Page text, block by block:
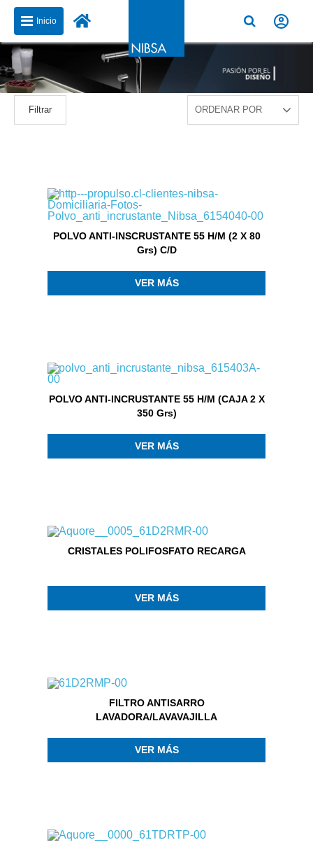
Inicio
Filtrar
POLVO ANTI-INSCRUSTANTE 55 H/M (2 X 80
Grs) C/D
VER MÁS
POLVO ANTI-INCRUSTANTE 55 H/M (CAJA 2 X
350 Grs)
VER MÁS
CRISTALES POLIFOSFATO RECARGA
VER MÁS
FILTRO ANTISARRO
LAVADORA/LAVAVAJILLA
VER MÁS